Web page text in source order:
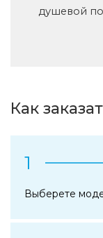
душевой
Как
1
Выберете